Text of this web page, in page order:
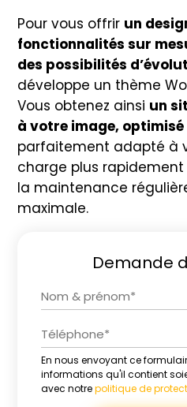
Pour vous offrir un
fonctionnalités sur
des possibilités
développe un thème
Vous obtenez ainsi un
à votre image,
parfaitement adapté à
charge plus
la maintenance
maximale.
Demande
En nous envoyant ce
informations qu'il contient
avec notrepolitique de
Alternative: